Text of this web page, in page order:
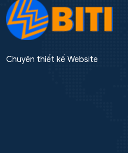
Chuyên thiết kế Website